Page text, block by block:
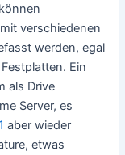
verschiedenen
werden, egal
Ein
als Drive
Server, es
aber wieder
etwas